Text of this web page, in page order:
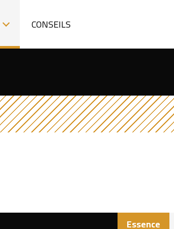
CONSEILS
Essence